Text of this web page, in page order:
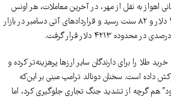
اهواز به نقل از مهر، در آخرین معاملات، هر اونس
طلا با ۱.۷۳ درصد کاهش به ۴۲۵۱ دلار و ۸۲ سنت رسید و قراردادهای آتی دسامبر در بازار
خرید طلا را برای دارندگان سایر ارزها پرهزینه‌تر کرده و
داده است. سخنان دونالد ترامپ مبنی بر این‌که
هم گرچه از تشدید جنگ تجاری جلوگیری کرد، اما